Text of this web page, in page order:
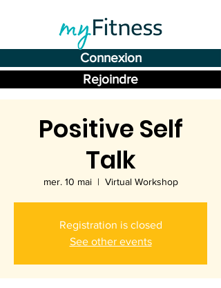
Connexion
Rejoindre
Positive Self
Talk
mer. 10 mai
  |
Virtual Workshop
Registration is closed
See other events